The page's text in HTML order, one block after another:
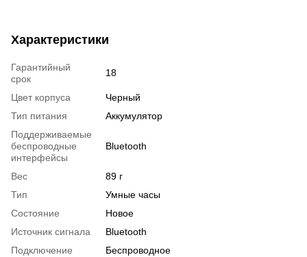
Характеристики
Гарантийный
срок
18
Цвет корпуса
Черный
Тип питания
Аккумулятор
Поддерживаемые
беспроводные
интерфейсы
Bluetooth
Вес
89 г
Тип
Умные часы
Состояние
Новое
Источник сигнала
Bluetooth
Подключение
Беспроводное